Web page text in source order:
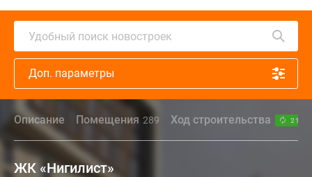
Удобный поиск новостроек
Доп. параметры
Описание Помещения 289 Ход строительства
ЖК «Нигилист»